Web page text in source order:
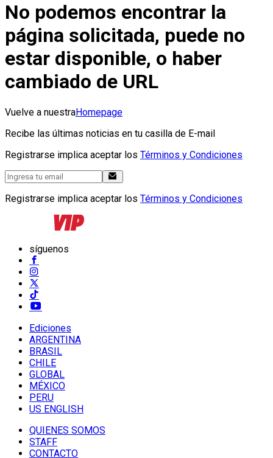
No podemos encontrar la
página solicitada, puede no
estar disponible, o haber
cambiado de URL
Vuelve a nuestraHomepage
Recibe las últimas noticias en tu casilla de E-mail
Registrarse implica aceptar los Términos y Condiciones
Registrarse implica aceptar los Términos y Condiciones
síguenos
Ediciones
ARGENTINA
BRASIL
CHILE
GLOBAL
MÉXICO
PERU
US ENGLISH
QUIENES SOMOS
STAFF
CONTACTO